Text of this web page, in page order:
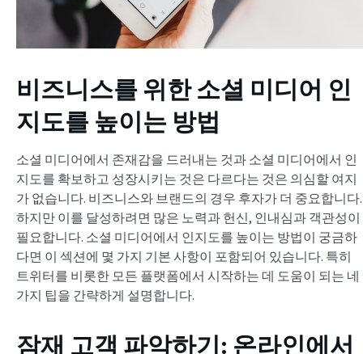
비즈니스를 위한 소셜 미디어 인
지도를 높이는 방법
소셜 미디어에서 존재감을 드러내는 것과 소셜 미디어에서 인
지도를 확보하고 성장시키는 것은 다르다는 것은 의심할 여지
가 없습니다. 비즈니스와 브랜드의 경우 후자가 더 중요합니다.
하지만 이를 달성하려면 많은 노력과 헌신, 인내심과 객관성이
필요합니다. 소셜 미디어에서 인지도를 높이는 방법이 궁금하
다면 이 섹션에 몇 가지 기본 사항이 포함되어 있습니다. 특히
트위터를 비롯한 모든 플랫폼에서 시작하는 데 도움이 되는 네
가지 팁을 간략하게 설명합니다.
잠재 고객 파악하기: 온라인에서